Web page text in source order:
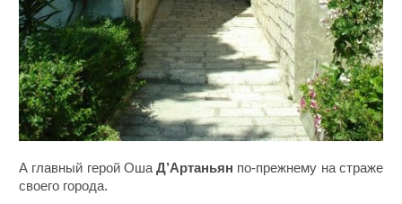
А главный герой ОшаД’Артаньян по-прежнему на страже
своего города.